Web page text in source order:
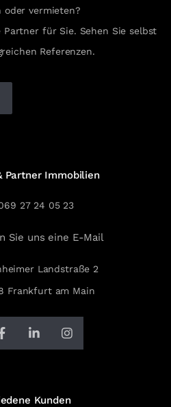
oder vermieten?
für Sie. Sehen Sie selbst
Referenzen.
Partner Immobilien
27 24 05 23
Sie uns eine E-Mail
Landstraße 2
Frankfurt am Main
Kunden